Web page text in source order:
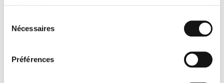
Nécessaires
Préférences
mentale de votre entreprise.
Simplifier la coordination grâce à un
interlocuteur unique